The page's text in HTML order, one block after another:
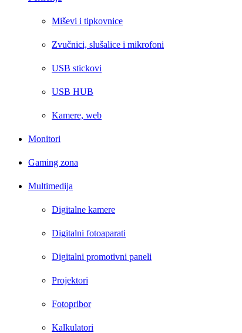
Miševi i tipkovnice
Zvučnici, slušalice i mikrofoni
USB stickovi
USB HUB
Kamere, web
Monitori
Gaming zona
Multimedija
Digitalne kamere
Digitalni fotoaparati
Digitalni promotivni paneli
Projektori
Fotopribor
Kalkulatori